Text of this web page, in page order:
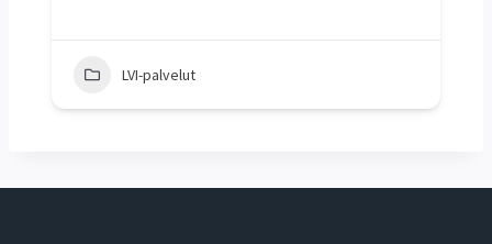
LVI-palvelut